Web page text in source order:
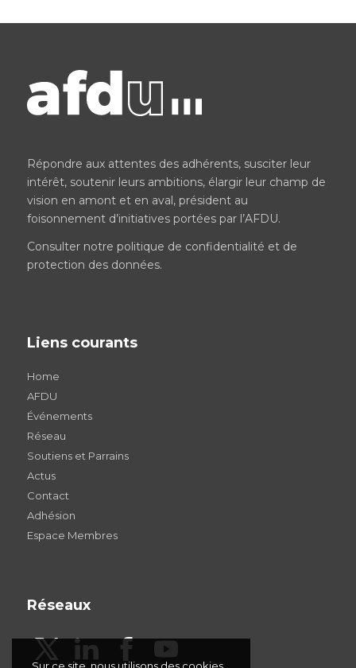
Répondre aux attentes des adhérents, susciter leur
intérêt, soutenir leurs ambitions, élargir leur champ de
vision en amont et en aval, président au
foisonnement d’initiatives portées par l’AFDU.
Consulter notre politique de confidentialité et de
protection des données.
Liens courants
Home
AFDU
Événements
Réseau
Soutiens et Parrains
Actus
Contact
Adhésion
Espace Membres
Réseaux